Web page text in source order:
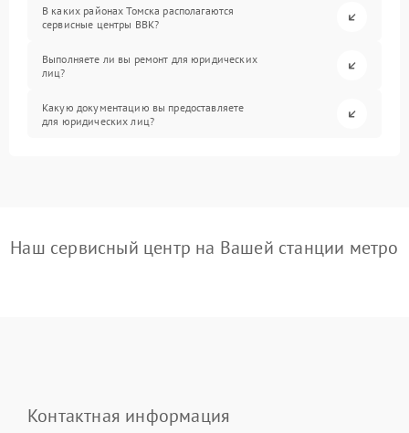
В каких районах Томска располагаются
сервисные центры BBK?
Выполняете ли вы ремонт для юридических
лиц?
Какую документацию вы предоставляете
для юридических лиц?
Наш сервисный центр на Вашей станции метро
Контактная информация